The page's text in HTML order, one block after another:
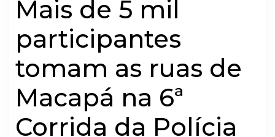
Mais de 5 mil
participantes
tomam as ruas de
Macapá na 6ª
Corrida da Polícia